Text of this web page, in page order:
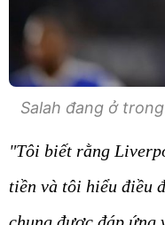
Salah đang ở
"Tôi biết rằng
tiền và tôi hiểu điều